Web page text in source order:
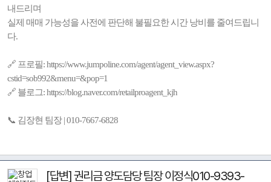
내드리며
실제 매매 가능성을 사전에 판단해 불필요한 시간 낭비를 줄여드립니
다.
🔗 프로필: https://www.jumpoline.com/agent/agent_view.aspx?
cstid=sob992&menu=&pop=1
🔗 블로그: https://blog.naver.com/retailproagent_kjh
📞 김장현 팀장 | 010-7667-6828
[답변] 권리금 양도담당 팀장 이정식010-9393-